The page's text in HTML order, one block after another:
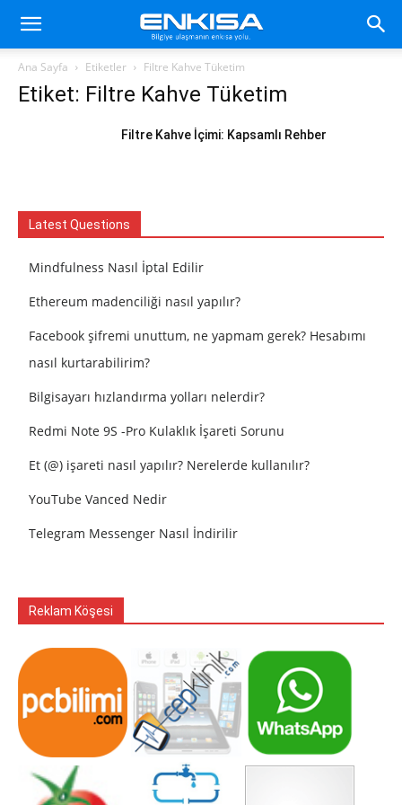
Ana Sayfa Etiketler Filtre Kahve Tüketim
Etiket: Filtre Kahve Tüketim
Filtre Kahve İçimi: Kapsamlı Rehber
Latest Questions
Mindfulness Nasıl İptal Edilir
Ethereum madenciliği nasıl yapılır?
Facebook şifremi unuttum, ne yapmam gerek? Hesabımı
nasıl kurtarabilirim?
Bilgisayarı hızlandırma yolları nelerdir?
Redmi Note 9S -Pro Kulaklık İşareti Sorunu
Et (@) işareti nasıl yapılır? Nerelerde kullanılır?
YouTube Vanced Nedir
Telegram Messenger Nasıl İndirilir
Reklam Köşesi